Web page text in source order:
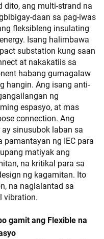
dito, ang multi-strand na
daan sa pag-iwas
fleksibleng insulating
Isang halimbawa
substation kung saan
at nakakatiis sa
habang gumagalaw
hangin. Ang isang anti-
ng
espasyo, at mas
connection. Ang
sinusubok laban sa
ng IEC para
matiyak ang
na kritikal para sa
ng kagamitan. Ito
na naglalantad sa
vibration.
gamit ang Flexible na